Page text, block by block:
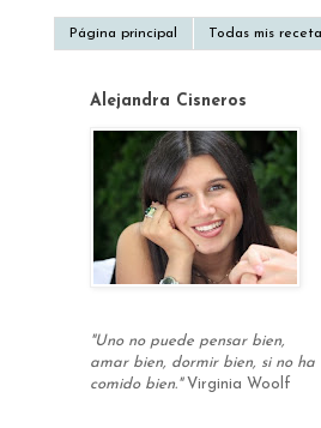
Página principal Todas mis
Alejandra Cisneros
"Uno no puede pensar bien,
amar bien, dormir bien, si no ha
comido bien." Virginia Woolf